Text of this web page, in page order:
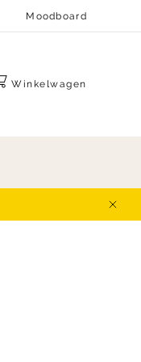
Moodboard
Winkelwagen